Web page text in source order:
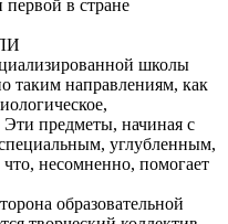
в стране
школы
таким направлениям, как
Эти предметы, начиная с
углубленным,
несомненно, помогает
образовательной